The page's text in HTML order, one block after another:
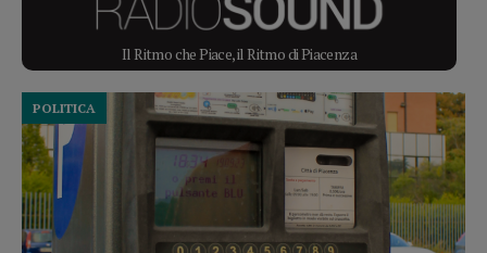
Il Ritmo che Piace, il Ritmo di Piacenza
POLITICA